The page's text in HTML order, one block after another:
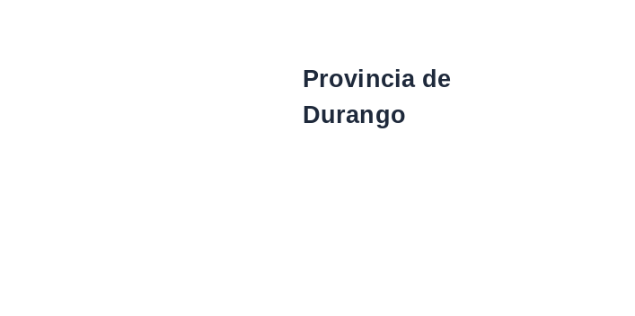
Provincia de
Durango